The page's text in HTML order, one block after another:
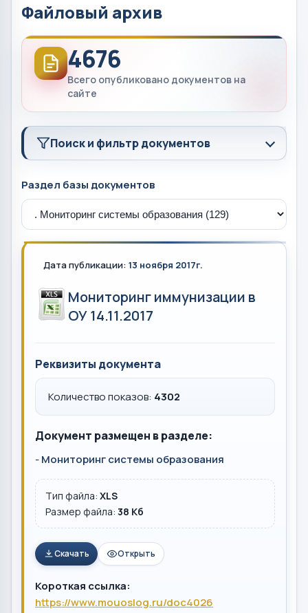
Файловый архив
4676
Всего опубликовано документов на
сайте
Поиск и фильтр документов
Раздел базы документов
Дата публикации: 13 ноября 2017г.
Мониторинг иммунизации в
ОУ 14.11.2017
Реквизиты документа
Количество показов: 4302
Документ размещен в разделе:
-Мониторинг системы образования
Тип файла: XLS
Размер файла: 38 Кб
Скачать Открыть
Короткая ссылка:
https://www.mouoslog.ru/doc4026